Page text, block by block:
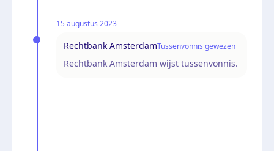
15 augustus 2023
Rechtbank AmsterdamTussenvonnis gewezen
Rechtbank Amsterdam wijst tussenvonnis.